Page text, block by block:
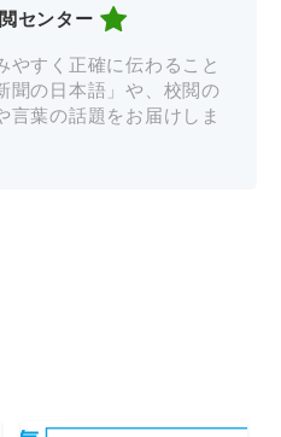
センター
やすく正確に伝わること
聞の日本語」や、校閲の
言葉の話題をお届けしま